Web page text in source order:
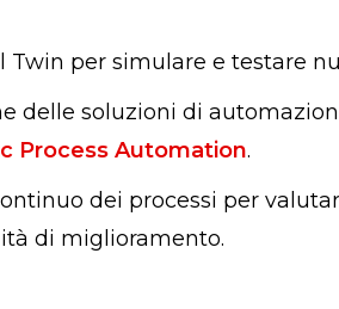
Twin per simulare e testare
delle soluzioni di
Process Automation.
dei processi per
di miglioramento.